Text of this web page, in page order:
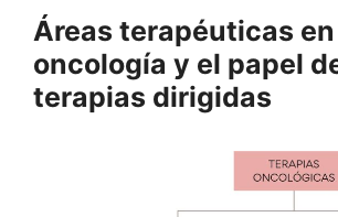
Áreas terapéuticas en
oncología y el papel
terapias dirigidas